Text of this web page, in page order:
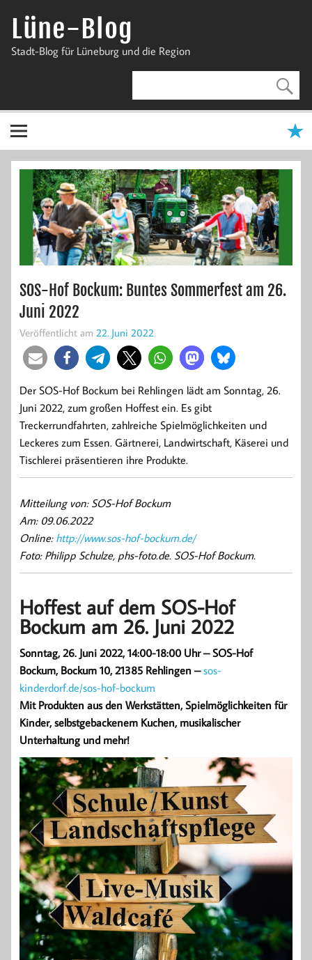
InhaltLüne-Blog
Stadt-Blog für Lüneburg und die Region
SOS-Hof Bockum: Buntes Sommerfest am 26.
Juni 2022
Veröffentlicht am 22. Juni 2022
Der SOS-Hof Bockum bei Rehlingen lädt am Sonntag, 26.
Juni 2022, zum großen Hoffest ein. Es gibt
Treckerrundfahrten, zahlreiche Spielmöglichkeiten und
Leckeres zum Essen. Gärtnerei, Landwirtschaft, Käserei und
Tischlerei präsentieren ihre Produkte.
Mitteilung von: SOS-Hof Bockum
Am: 09.06.2022
Online: http://www.sos-hof-bockum.de/
Foto: Philipp Schulze, phs-foto.de. SOS-Hof Bockum.
Hoffest auf dem SOS-Hof
Bockum am 26. Juni 2022
Sonntag, 26. Juni 2022, 14:00-18:00 Uhr – SOS-Hof
Bockum, Bockum 10, 21385 Rehlingen –sos-
kinderdorf.de/sos-hof-bockum
Mit Produkten aus den Werkstätten, Spielmöglichkeiten für
Kinder, selbstgebackenem Kuchen, musikalischer
Unterhaltung und mehr!